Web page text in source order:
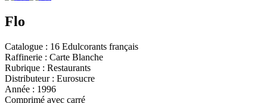
Flo
Catalogue : 16 Edulcorants français
Raffinerie : Carte Blanche
Rubrique : Restaurants
Distributeur : Eurosucre
Année : 1996
Comprimé avec carré